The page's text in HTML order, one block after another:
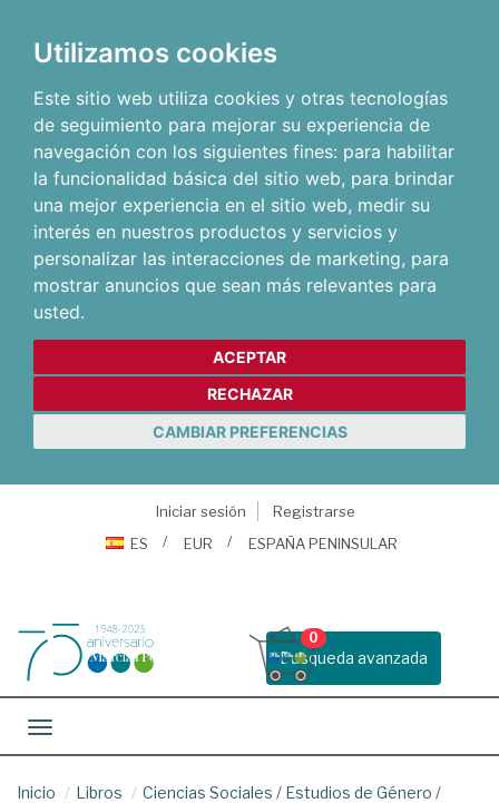
Utilizamos cookies
Este sitio web utiliza cookies y otras tecnologías
de seguimiento para mejorar su experiencia de
navegación con los siguientes fines: para habilitar
la funcionalidad básica del sitio web, para brindar
una mejor experiencia en el sitio web, medir su
interés en nuestros productos y servicios y
personalizar las interacciones de marketing, para
mostrar anuncios que sean más relevantes para
usted.
ACEPTAR
RECHAZAR
CAMBIAR PREFERENCIAS
Iniciar sesión
Registrarse
ES
EUR ESPAÑA PENINSULAR
Busqueda avanzada
0
Toggle navigation
Inicio Libros Ciencias Sociales / Estudios de Género /